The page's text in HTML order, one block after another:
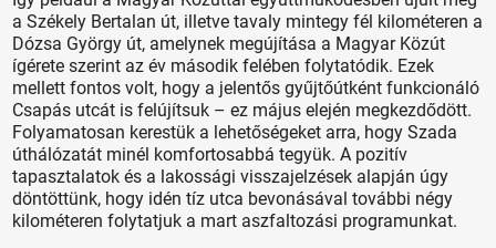
a Székely Bertalan út, illetve tavaly mintegy fél kilométeren a
Dózsa György út, amelynek megújítása a Magyar Közút
ígérete szerint az év második felében folytatódik. Ezek
mellett fontos volt, hogy a jelentős gyűjtőútként funkcionáló
Csapás utcát is felújítsuk – ez május elején megkezdődött.
Folyamatosan kerestük a lehetőségeket arra, hogy Szada
úthálózatát minél komfortosabbá tegyük. A pozitív
tapasztalatok és a lakossági visszajelzések alapján úgy
döntöttünk, hogy idén tíz utca bevonásával további négy
kilométeren folytatjuk a mart aszfaltozási programunkat.